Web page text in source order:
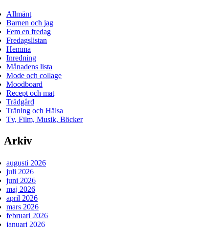
Allmänt
Barnen och jag
Fem en fredag
Fredagslistan
Hemma
Inredning
Månadens lista
Mode och collage
Moodboard
Recept och mat
Trädgård
Träning och Hälsa
Tv, Film, Musik, Böcker
Arkiv
augusti 2026
juli 2026
juni 2026
maj 2026
april 2026
mars 2026
februari 2026
januari 2026